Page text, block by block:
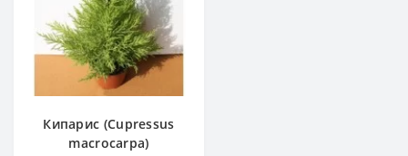
Кипарис (Cupressus
macrocarpa)